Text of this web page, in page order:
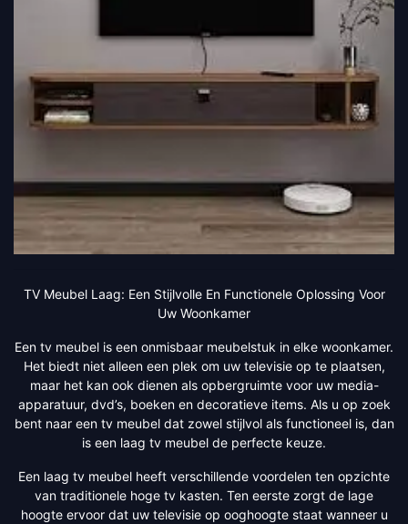
TV Meubel Laag: Een Stijlvolle En Functionele Oplossing Voor
Uw Woonkamer
Een tv meubel is een onmisbaar meubelstuk in elke woonkamer.
Het biedt niet alleen een plek om uw televisie op te plaatsen,
maar het kan ook dienen als opbergruimte voor uw media-
apparatuur, dvd’s, boeken en decoratieve items. Als u op zoek
bent naar een tv meubel dat zowel stijlvol als functioneel is, dan
is een laag tv meubel de perfecte keuze.
Een laag tv meubel heeft verschillende voordelen ten opzichte
van traditionele hoge tv kasten. Ten eerste zorgt de lage
hoogte ervoor dat uw televisie op ooghoogte staat wanneer u